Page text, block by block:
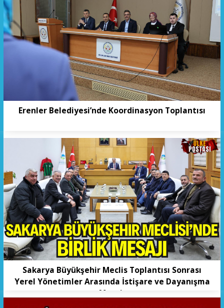
Erenler Belediyesi’nde Koordinasyon Toplantısı
Sakarya Büyükşehir Meclis Toplantısı Sonrası
Yerel Yönetimler Arasında İstişare ve Dayanışma
Mesajı